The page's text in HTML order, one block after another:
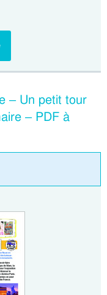
– Un petit tour
– PDF à